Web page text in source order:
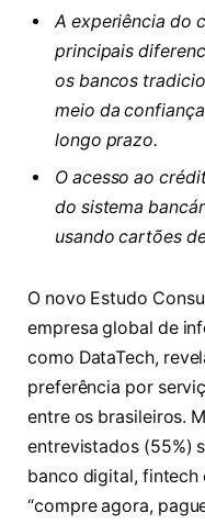
A experiência do
principais
os bancos
meio da
longo prazo.
O acesso ao
do sistema
usando cartões
O novo Estudo
empresa global de
como DataTech,
preferência por
entre os brasileiros.
entrevistados (55%)
banco digital,
“compre agora,